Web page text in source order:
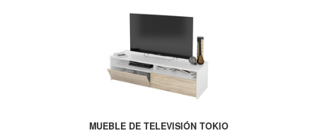
MUEBLE DE TELEVISIÓN TOKIO